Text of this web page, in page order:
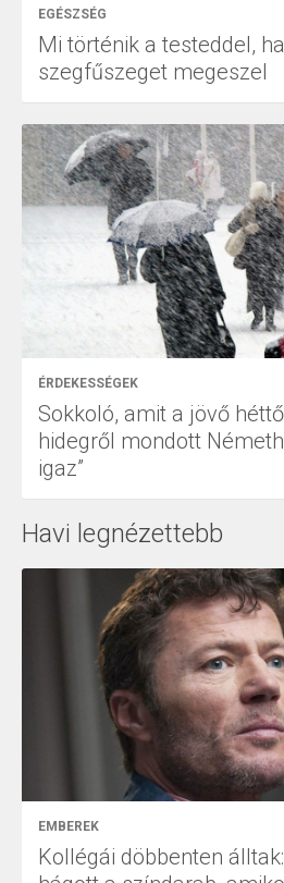
EGÉSZSÉG
Mi történik a testeddel,
szegfűszeget megeszel
ÉRDEKESSÉGEK
Sokkoló, amit a jövő
hidegről mondott
igaz”
Havi legnézettebb
EMBEREK
Kollégái döbbenten